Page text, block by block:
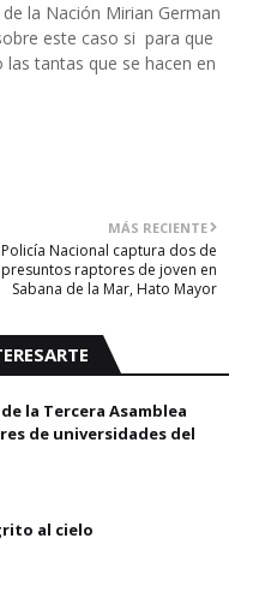
la Nación Mirian German
este caso si para que
tantas que se hacen en
MÁS RECIENTE
Policía Nacional captura dos de
presuntos raptores de joven en
Sabana de la Mar, Hato Mayor
la Tercera Asamblea
de universidades del
al cielo